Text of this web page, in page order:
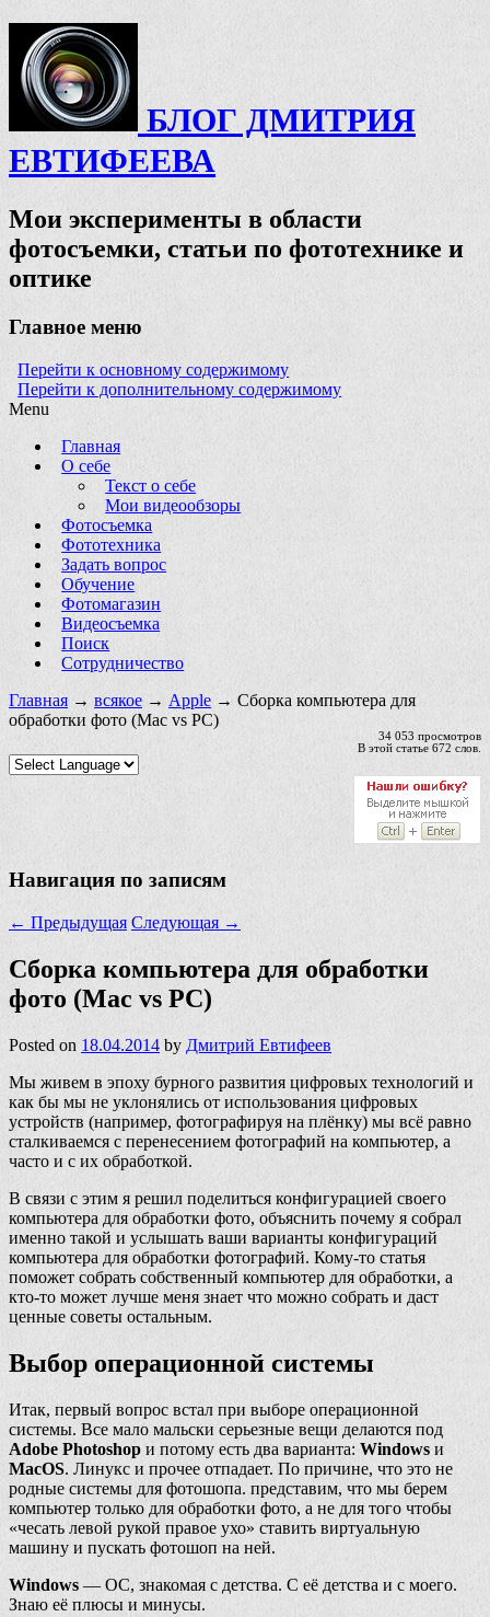
БЛОГ ДМИТРИЯ
ЕВТИФЕЕВА
Мои эксперименты в области
фотосъемки, статьи по фототехнике и
оптике
Главное меню
Перейти к основному содержимому
Перейти к дополнительному содержимому
Menu
Главная
О себе
Текст о себе
Мои видеообзоры
Фотосъемка
Фототехника
Задать вопрос
Обучение
Фотомагазин
Видеосъемка
Поиск
Сотрудничество
Главная → всякое → Apple → Сборка компьютера для
обработки фото (Mac vs PC)
34 053 просмотров
В этой статье 672 слов.
Навигация по записям
← Предыдущая Следующая →
Сборка компьютера для обработки
фото (Mac vs PC)
Posted on 18.04.2014 by Дмитрий Евтифеев
Мы живем в эпоху бурного развития цифровых технологий и
как бы мы не уклонялись от использования цифровых
устройств (например, фотографируя на плёнку) мы всё равно
сталкиваемся с перенесением фотографий на компьютер, а
часто и с их обработкой.
В связи с этим я решил поделиться конфигурацией своего
компьютера для обработки фото, объяснить почему я собрал
именно такой и услышать ваши варианты конфигураций
компьютера для обработки фотографий. Кому-то статья
поможет собрать собственный компьютер для обработки, а
кто-то может лучше меня знает что можно собрать и даст
ценные советы остальным.
Выбор операционной системы
Итак, первый вопрос встал при выборе операционной
системы. Все мало мальски серьезные вещи делаются под
Adobe Photoshop и потому есть два варианта: Windows и
MacOS. Линукс и прочее отпадает. По причине, что это не
родные системы для фотошопа. представим, что мы берем
компьютер только для обработки фото, а не для того чтобы
«чесать левой рукой правое ухо» ставить виртуальную
машину и пускать фотошоп на ней.
Windows— ОС, знакомая с детства. С её детства и с моего.
Знаю её плюсы и минусы.